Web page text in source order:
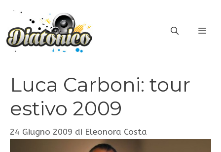
contenuto
Luca Carboni: tour
estivo 2009
24 Giugno 2009 di Eleonora Costa